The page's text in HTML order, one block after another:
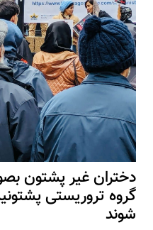
دختران غیر پشتون
گروه تروریستی
شوند